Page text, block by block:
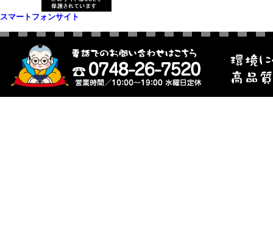
スマートフォンサイト